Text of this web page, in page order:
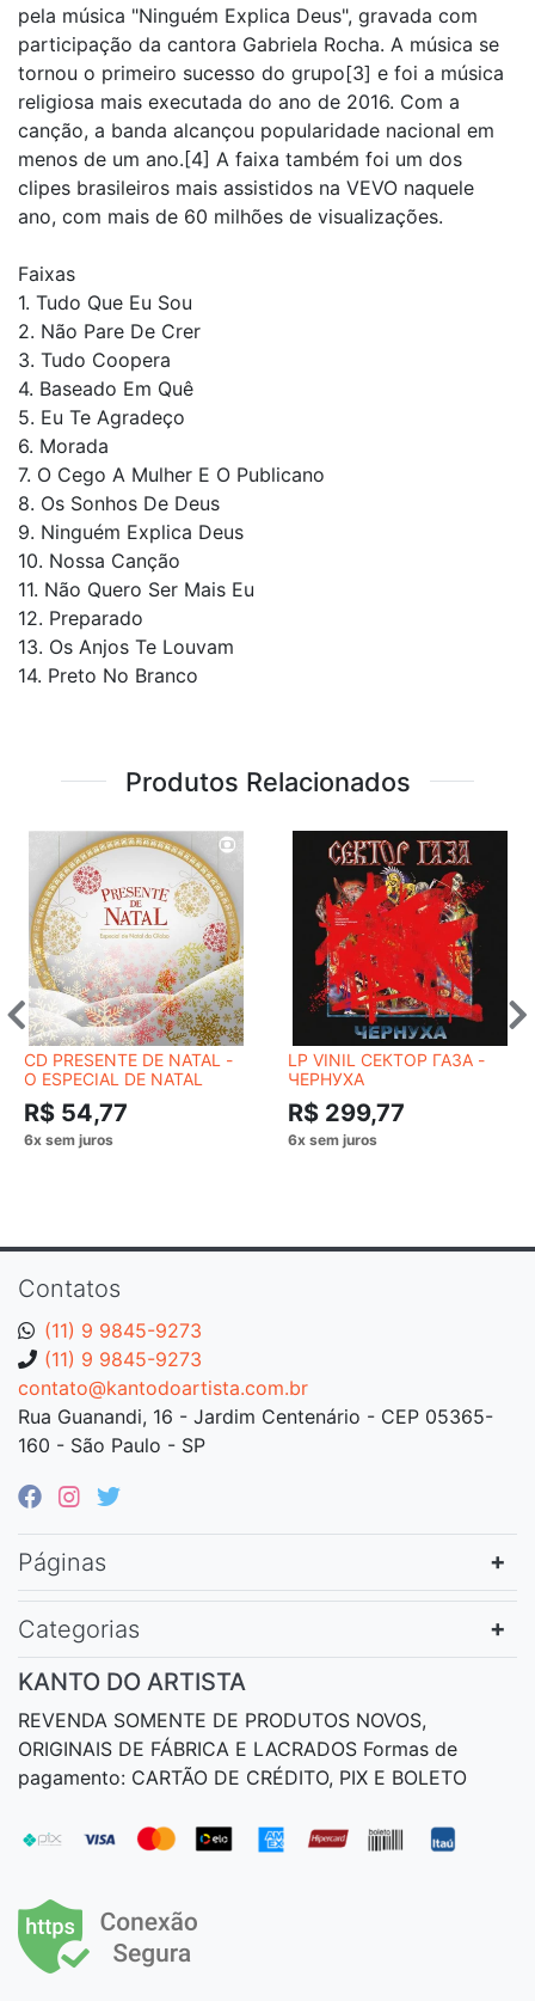
pela música "Ninguém Explica Deus", gravada com
participação da cantora Gabriela Rocha. A música se
tornou o primeiro sucesso do grupo[3] e foi a música
religiosa mais executada do ano de 2016. Com a
canção, a banda alcançou popularidade nacional em
menos de um ano.[4] A faixa também foi um dos
clipes brasileiros mais assistidos na VEVO naquele
ano, com mais de 60 milhões de visualizações.
Faixas
1. Tudo Que Eu Sou
2. Não Pare De Crer
3. Tudo Coopera
4. Baseado Em Quê
5. Eu Te Agradeço
6. Morada
7. O Cego A Mulher E O Publicano
8. Os Sonhos De Deus
9. Ninguém Explica Deus
10. Nossa Canção
11. Não Quero Ser Mais Eu
12. Preparado
13. Os Anjos Te Louvam
14. Preto No Branco
Produtos Relacionados
CD PRESENTE DE NATAL -
O ESPECIAL DE NATAL
R$ 54,77
LP VINIL СЕКТОР ГАЗА -
ЧЕРНУХА
R$ 299,77
Contatos
(11) 9 9845-9273
(11) 9 9845-9273
contato@kantodoartista.com.br
Rua Guanandi, 16 - Jardim Centenário - CEP 05365-
160 - São Paulo - SP
Páginas
Categorias
KANTO DO ARTISTA
REVENDA SOMENTE DE PRODUTOS NOVOS,
ORIGINAIS DE FÁBRICA E LACRADOS Formas de
pagamento: CARTÃO DE CRÉDITO, PIX E BOLETO